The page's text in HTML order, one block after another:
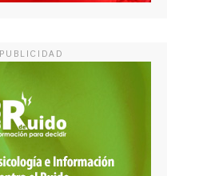
PUBLICIDAD